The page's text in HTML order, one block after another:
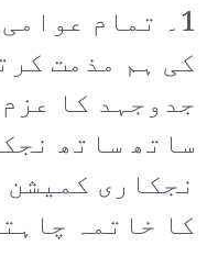
1۔ تمام
کی ہم مذمت
جدوجہد کا
ساتھ ساتھ
نجکاری
کا خاتمہ